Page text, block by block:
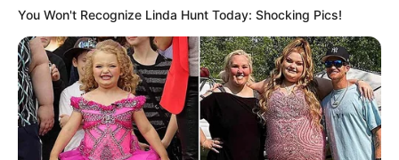
You Won't Recognize Linda Hunt Today: Shocking Pics!